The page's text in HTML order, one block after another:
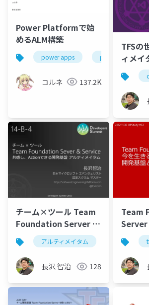
Power Platformで始
めるALM構築
power apps power platform
コルネ 137.2K
TFSの
ィメイ
チーム×ツール Team
Foundation Server &
Service 共感しAction
できる開発基盤 アルテ
ィメイタム【デブサミ
2013 14-B-4】
アルティメイタム デブサミ
長沢 智治 128
Team
Server
エンジ
発基盤
#63】